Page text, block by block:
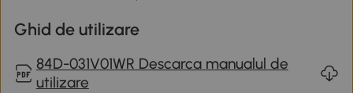
Ghid de utilizare
84D-031V01WR Descarca manualul de
utilizare